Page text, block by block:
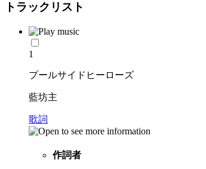
トラックリスト
1
プールサイドヒーローズ
藍坊主
歌詞
作詞者